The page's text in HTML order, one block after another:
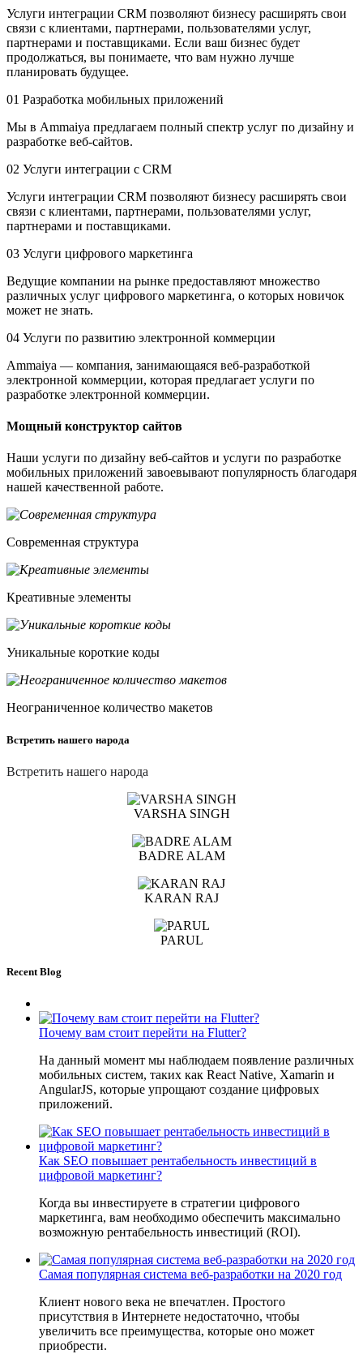
Услуги интеграции CRM позволяют бизнесу расширять свои
связи с клиентами, партнерами, пользователями услуг,
партнерами и поставщиками. Если ваш бизнес будет
продолжаться, вы понимаете, что вам нужно лучше
планировать будущее.
01 Разработка мобильных приложений
Мы в Ammaiya предлагаем полный спектр услуг по дизайну и
разработке веб-сайтов.
02 Услуги интеграции с CRM
Услуги интеграции CRM позволяют бизнесу расширять свои
связи с клиентами, партнерами, пользователями услуг,
партнерами и поставщиками.
03 Услуги цифрового маркетинга
Ведущие компании на рынке предоставляют множество
различных услуг цифрового маркетинга, о которых новичок
может не знать.
04 Услуги по развитию электронной коммерции
Ammaiya — компания, занимающаяся веб-разработкой
электронной коммерции, которая предлагает услуги по
разработке электронной коммерции.
Мощный конструктор сайтов
Наши услуги по дизайну веб-сайтов и услуги по разработке
мобильных приложений завоевывают популярность благодаря
нашей качественной работе.
Современная структура
Креативные элементы
Уникальные короткие коды
Неограниченное количество макетов
Встретить нашего народа
Встретить нашего народа
VARSHA SINGH
BADRE ALAM
KARAN RAJ
PARUL
Recent Blog
Почему вам стоит перейти на Flutter?
На данный момент мы наблюдаем появление различных
мобильных систем, таких как React Native, Xamarin и
AngularJS, которые упрощают создание цифровых
приложений.
Как SEO повышает рентабельность инвестиций в
цифровой маркетинг?
Когда вы инвестируете в стратегии цифрового
маркетинга, вам необходимо обеспечить максимально
возможную рентабельность инвестиций (ROI).
Самая популярная система веб-разработки на 2020 год
Клиент нового века не впечатлен. Простого
присутствия в Интернете недостаточно, чтобы
увеличить все преимущества, которые оно может
приобрести.